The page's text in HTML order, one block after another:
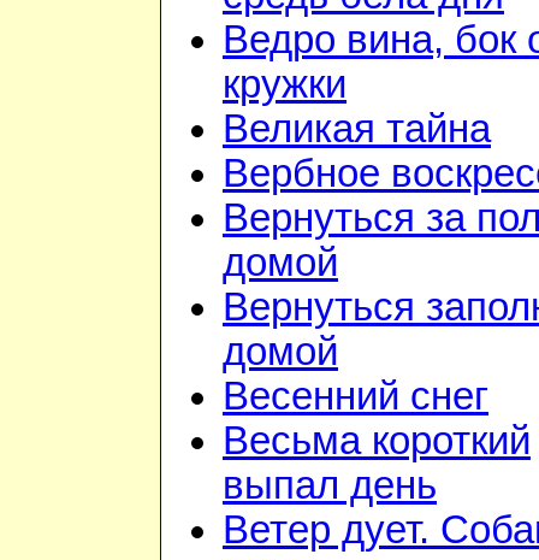
Ведро вина, бок
кружки
Великая тайна
Вербное
Вернуться за
домой
Вернуться
домой
Весенний снег
Весьма короткий
выпал день
Ветер дует.